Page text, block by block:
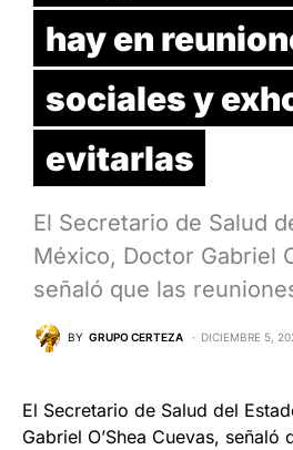
hay en
sociales y
evitarlas
El Secretario de Salud
México, Doctor Gabriel
señaló que las
BY GRUPO CERTEZA DICIEMBRE 5,
El Secretario de Salud del
Gabriel O’Shea Cuevas, señaló